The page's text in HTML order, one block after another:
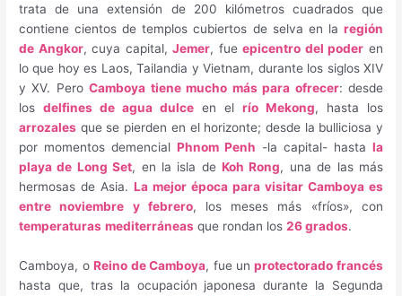
trata de una extensión de 200 kilómetros cuadrados que
contiene cientos de templos cubiertos de selva en la región
de Angkor, cuya capital,Jemer, fueepicentro del poder en
lo que hoy es Laos, Tailandia y Vietnam, durante los siglos XIV
y XV. PeroCamboya tiene mucho más para ofrecer: desde
losdelfines de agua dulce en elrío Mekong, hasta los
arrozales que se pierden en el horizonte; desde la bulliciosa y
por momentos demencialPhnom Penh -la capital- hasta la
playa de Long Set, en la isla deKoh Rong, una de las más
hermosas de Asia.La mejor época para visitar Camboya es
entre noviembre y febrero, los meses más «fríos», con
temperaturas mediterráneas que rondan los26 grados.
Camboya, oReino de Camboya, fue unprotectorado francés
hasta que, tras la ocupación japonesa durante la Segunda